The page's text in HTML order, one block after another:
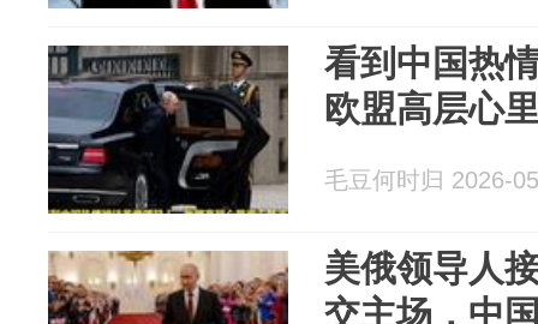
看到中国热
欧盟高层心
毛豆何时归 2026-
美俄领导人
交主场，中